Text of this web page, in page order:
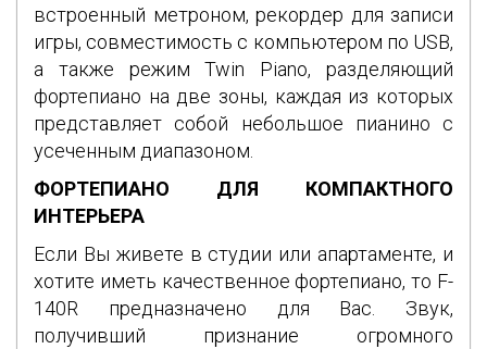
встроенный метроном, рекордер для записи
игры, совместимость с компьютером по USB,
а также режим Twin Piano, разделяющий
фортепиано на две зоны, каждая из которых
представляет собой небольшое пианино с
усеченным диапазоном.
ФОРТЕПИАНО ДЛЯ КОМПАКТНОГО
ИНТЕРЬЕРА
Если Вы живете в студии или апартаменте, и
хотите иметь качественное фортепиано, то F-
140R предназначено для Вас. Звук,
получивший признание огромного